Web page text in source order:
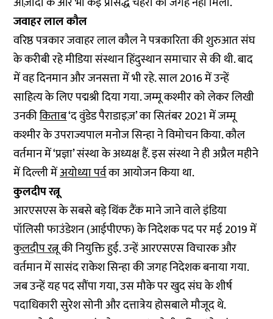
जवाहर लाल कौल
वरिष्ठ पत्रकार जवाहर लाल कौल ने पत्रकारिता की शुरुआत संघ
के करीबी रहे मीडिया संस्थान हिंदुस्थान समाचार से की थी. बाद
में वह दिनमान और जनसत्ता में भी रहे. साल 2016 में उन्हें
साहित्य के लिए पद्मश्री दिया गया. जम्मू कश्मीर को लेकर लिखी
उनकीकिताब‘द वुंडेड पैराडाइज़’ का सितंबर 2021 में जम्मू
कश्मीर के उपराज्यपाल मनोज सिन्हा ने विमोचन किया. कौल
वर्तमान में ‘प्रज्ञा’ संस्था के अध्यक्ष हैं. इस संस्था ने ही अप्रैल महीने
में दिल्ली मेंअयोध्या पर्वका आयोजन किया था.
कुलदीप रत्नू
आरएसएस के सबसे बड़े थिंक टैंक माने जाने वाले इंडिया
पॉलिसी फाउंडेशन (आईपीएफ) के निदेशक पद पर मई 2019 में
कुलदीप रत्नूकी नियुक्ति हुई. उन्हें आरएसएस विचारक और
वर्तमान में सासंद राकेश सिन्हा की जगह निदेशक बनाया गया.
जब उन्हें यह पद सौंपा गया, उस मौके पर खुद संघ के शीर्ष
पदाधिकारी सुरेश सोनी और दत्तात्रेय होसबाले मौजूद थे.